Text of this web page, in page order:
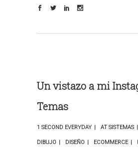
Un vistazo a mi
Temas
1 SECOND EVERYDAY AT SISTEMAS
DIBUJO DISEÑO ECOMMERCE